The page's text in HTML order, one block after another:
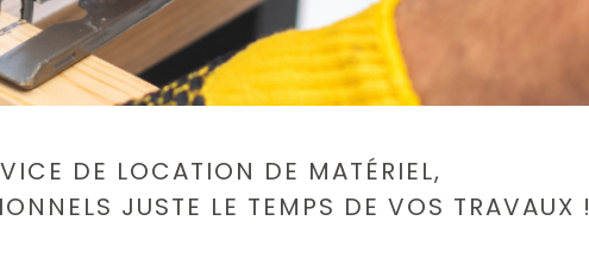
DE LOCATION DE MATÉRIEL,
JUSTE LE TEMPS DE VOS TRAVAUX !